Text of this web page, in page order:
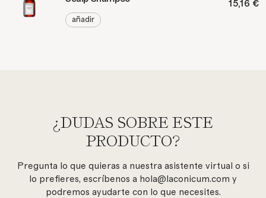
añadir
15,16 €
¿DUDAS SOBRE ESTE
PRODUCTO?
Pregunta lo que quieras a nuestra asistente virtual o si
lo prefieres, escríbenos a hola@laconicum.com y
podremos ayudarte con lo que necesites.